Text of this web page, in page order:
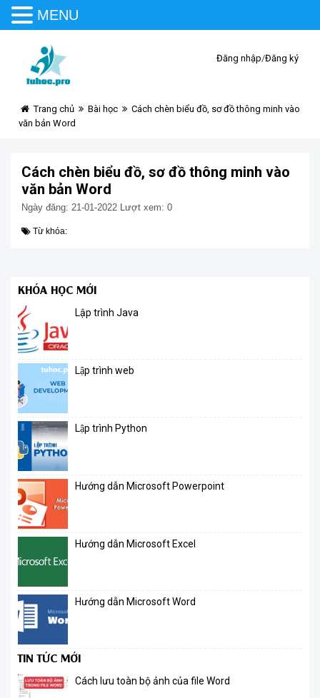
Đăng nhập/Đăng ký
Trang chủ Bài học
Cách chèn biểu đồ, sơ đồ thông minh vào
văn bản Word
Cách chèn biểu đồ, sơ đồ thông minh vào
văn bản Word
Ngày đăng: 21-01-2022 Lượt xem: 0
Từ khóa:
KHÓA HỌC MỚI
Lập trình Java
Lập trình web
Lập trình Python
Hướng dẫn Microsoft Powerpoint
Hướng dẫn Microsoft Excel
Hướng dẫn Microsoft Word
TIN TỨC MỚI
Cách lưu toàn bộ ảnh của file Word
MENU